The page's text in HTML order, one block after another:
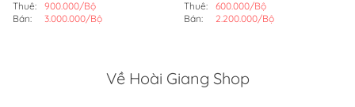
Thuê:
900.000/Bộ
Bán:
3.000.000/Bộ
Thuê:
600.000/Bộ
Bán:
2.200.000/Bộ
Về Hoài Giang Shop